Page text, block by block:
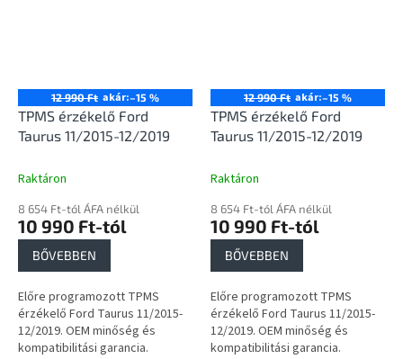
12 990 Ft akár:–15 %
TPMS érzékelő Ford
Taurus 11/2015-12/2019
Raktáron
8 654 Ft-tól ÁFA nélkül
10 990 Ft-tól
BŐVEBBEN
Előre programozott TPMS
érzékelő Ford Taurus 11/2015-
12/2019. OEM minőség és
kompatibilitási garancia.
12 990 Ft akár:–15 %
TPMS érzékelő Ford
Taurus 11/2015-12/2019
Raktáron
8 654 Ft-tól ÁFA nélkül
10 990 Ft-tól
BŐVEBBEN
Előre programozott TPMS
érzékelő Ford Taurus 11/2015-
12/2019. OEM minőség és
kompatibilitási garancia.